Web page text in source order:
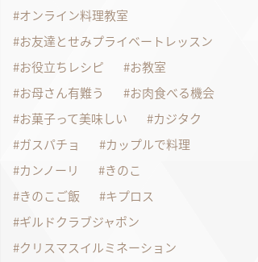
オンライン料理教室
お友達とせみプライベートレッスン
お役立ちレシピ
お教室
お母さん有難う
お肉食べる機会
お菓子って美味しい
カジタク
ガスパチョ
カップルで料理
カンノーリ
きのこ
きのこご飯
キプロス
ギルドクラブジャポン
クリスマスイルミネーション